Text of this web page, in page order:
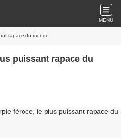
MENU
rapace du monde
puissant rapace du